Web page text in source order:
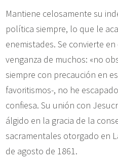
Mantiene celosamente su
política siempre, lo que le
enemistades. Se convierte
venganza de muchos: «no
siempre con precaución en
favoritismos-, no he
confiesa. Su unión con
álgido en la gracia de la
sacramentales otorgado en
de agosto de 1861.